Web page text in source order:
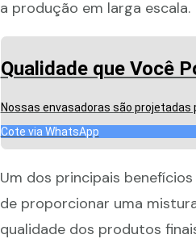
a produção em larga escala.
Qualidade que Você
Nossas envasadoras são projetadas
Cote via WhatsApp
Um dos principais
de proporcionar uma
qualidade dos produtos